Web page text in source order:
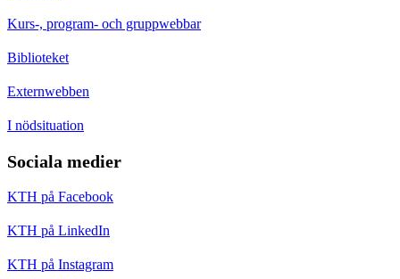
Kurs-, program- och gruppwebbar
Biblioteket
Externwebben
I nödsituation
Sociala medier
KTH på Facebook
KTH på LinkedIn
KTH på Instagram